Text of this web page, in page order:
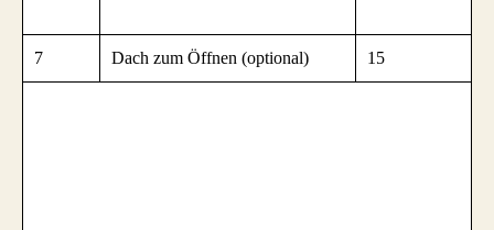
7 Dach zum Öffnen (optional) 15